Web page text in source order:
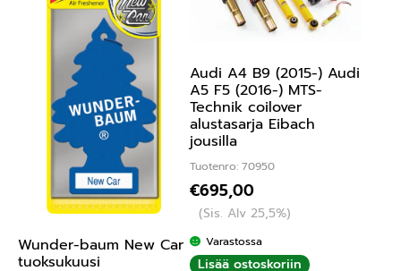
Wunder-baum New Car
tuoksukuusi
Audi A4 B9 (2015-) Audi
A5 F5 (2016-) MTS-
Technik coilover
alustasarja Eibach
jousilla
Tuotenro: 70950
€695,00
(Sis. Alv 25,5%)
Varastossa
Lisää ostoskoriin